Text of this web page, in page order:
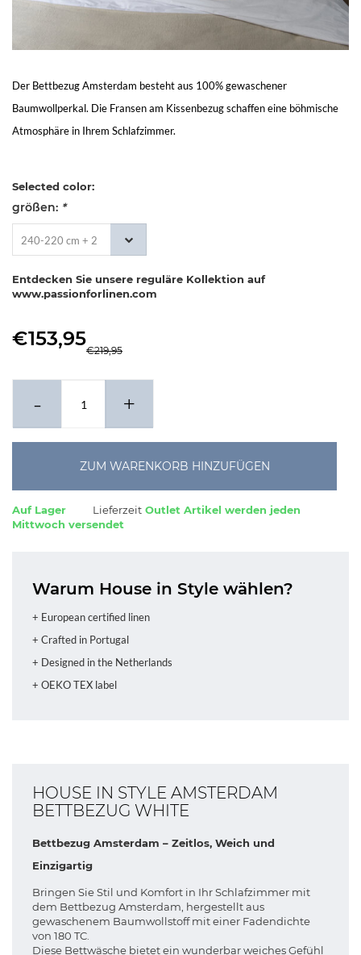
Der Bettbezug Amsterdam besteht aus 100% gewaschener
Baumwollperkal. Die Fransen am Kissenbezug schaffen eine böhmische
Atmosphäre in Ihrem Schlafzimmer.
Selected color:
größen: *
240-220 cm + 2
x 60-70 cm
Entdecken Sie unsere reguläre Kollektion auf
www.passionforlinen.com
€153,95
€219,95
- +
ZUM WARENKORB HINZUFÜGEN
Auf Lager Lieferzeit Outlet Artikel werden jeden
Mittwoch versendet
Warum House in Style wählen?
+ European certified linen
+ Crafted in Portugal
+ Designed in the Netherlands
+ OEKO TEX label
HOUSE IN STYLE AMSTERDAM
BETTBEZUG WHITE
Bettbezug Amsterdam – Zeitlos, Weich und
Einzigartig
Bringen Sie Stil und Komfort in Ihr Schlafzimmer mit
dem Bettbezug Amsterdam, hergestellt aus
gewaschenem Baumwollstoff mit einer Fadendichte
von 180 TC.
Diese Bettwäsche bietet ein wunderbar weiches Gefühl